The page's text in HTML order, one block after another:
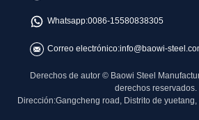
Whatsapp:0086-15580838305
Correo electrónico:info@baowi-
Derechos de autor © Baowi Steel
derechos reservados.
Dirección:Gangcheng road, Distrito de